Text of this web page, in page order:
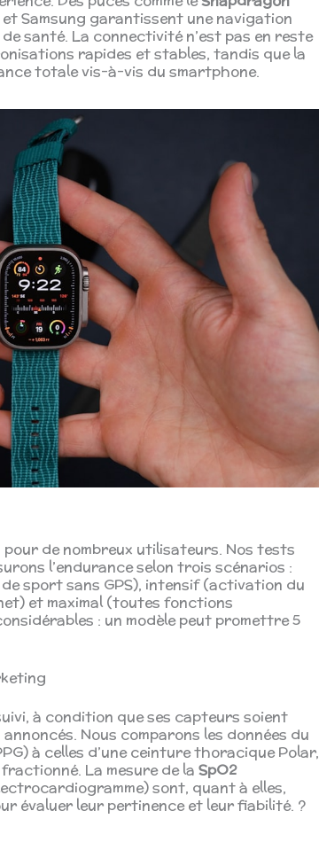
Samsung garantissent une navigation
santé. La connectivité n’est pas en reste
rapides et stables, tandis que la
totale vis-à-vis du smartphone.
de nombreux utilisateurs. Nos tests
l’endurance selon trois scénarios :
sport sans GPS), intensif (activation du
et maximal (toutes fonctions
: un modèle peut promettre 5
à condition que ses capteurs soient
Nous comparons les données du
à celles d’une ceinture thoracique Polar,
La mesure de la SpO2
sont, quant à elles,
évaluer leur pertinence et leur fiabilité. ?